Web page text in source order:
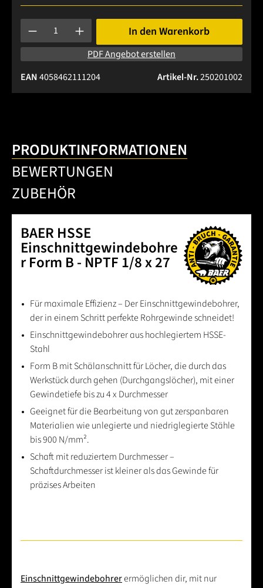
Produkt Anzahl: Gib den gewünschten Wert ein oder
In den Warenkorb
PDF Angebot erstellen
Artikel-Nr.250201002
EAN4058462111204
PRODUKTINFORMATIONEN
BEWERTUNGEN
ZUBEHÖR
BAER HSSE
Einschnittgewindebohre
r Form B - NPTF 1/8 x 27
Für maximale Effizienz – Der Einschnittgewindebohrer,
der in einem Schritt perfekte Rohrgewinde schneidet!
Einschnittgewindebohrer aus hochlegiertem HSSE-
Stahl
Form B mit Schälanschnitt für Löcher, die durch das
Werkstück durch gehen (Durchgangslöcher), mit einer
Gewindetiefe bis zu 4 x Durchmesser
Geeignet für die Bearbeitung von gut zerspanbaren
Materialien wie unlegierte und niedriglegierte Stähle
bis 900 N/mm².
Schaft mit reduziertem Durchmesser –
Schaftdurchmesser ist kleiner als das Gewinde für
präzises Arbeiten
Einschnittgewindebohrerermöglichen dir, mit nur